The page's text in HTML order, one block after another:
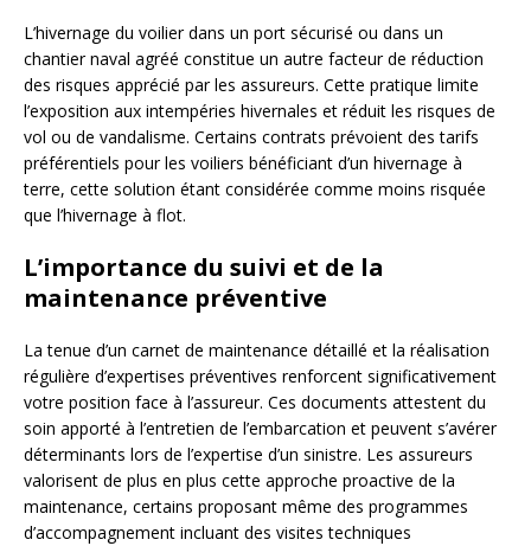
L’hivernage du voilier dans un port sécurisé ou dans un
chantier naval agréé constitue un autre facteur de réduction
des risques apprécié par les assureurs. Cette pratique limite
l’exposition aux intempéries hivernales et réduit les risques de
vol ou de vandalisme. Certains contrats prévoient des tarifs
préférentiels pour les voiliers bénéficiant d’un hivernage à
terre, cette solution étant considérée comme moins risquée
que l’hivernage à flot.
L’importance du suivi et de la
maintenance préventive
La tenue d’un carnet de maintenance détaillé et la réalisation
régulière d’expertises préventives renforcent significativement
votre position face à l’assureur. Ces documents attestent du
soin apporté à l’entretien de l’embarcation et peuvent s’avérer
déterminants lors de l’expertise d’un sinistre. Les assureurs
valorisent de plus en plus cette approche proactive de la
maintenance, certains proposant même des programmes
d’accompagnement incluant des visites techniques